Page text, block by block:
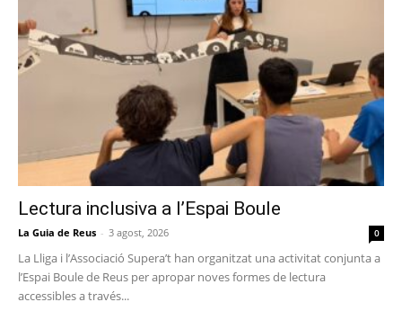
Lectura inclusiva a l’Espai Boule
La Guia de Reus - 3 agost, 2026 0
La Lliga i l’Associació Supera’t han organitzat una activitat conjunta a
l’Espai Boule de Reus per apropar noves formes de lectura
accessibles a través...